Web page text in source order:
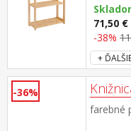
71,50 €
-38%
+
-36%
farebné